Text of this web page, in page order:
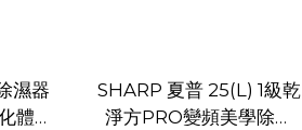
濕器
體驗
SHARP 夏普 25(L) 1級乾
淨方PRO變頻美學除濕